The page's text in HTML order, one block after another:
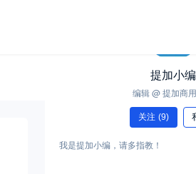
提加小编
编辑 @ 提加商
关注 (9)
我是提加小编，请多指教！